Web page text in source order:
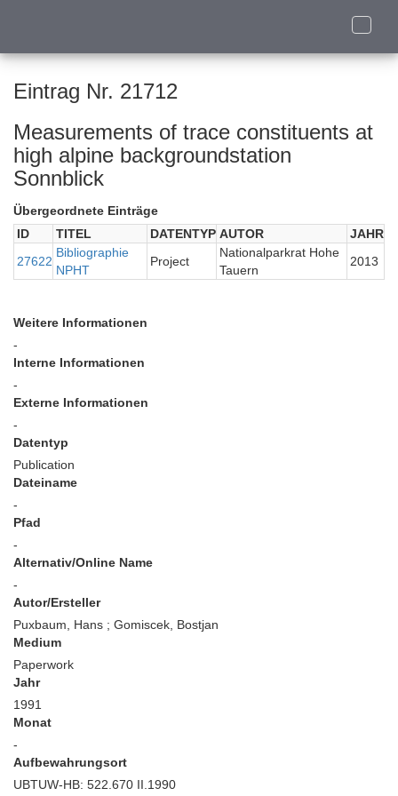
Toggle
Eintrag Nr. 21712
Measurements of trace constituents at
high alpine backgroundstation
Sonnblick
Übergeordnete Einträge
ID
TITEL DATENTYP AUTOR
JAHR
27622
Bibliographie
NPHT
Project
Nationalparkrat Hohe
Tauern
2013
Weitere Informationen
-
Interne Informationen
-
Externe Informationen
-
Datentyp
Publication
Dateiname
-
Pfad
-
Alternativ/Online Name
-
Autor/Ersteller
Puxbaum, Hans ; Gomiscek, Bostjan
Medium
Paperwork
Jahr
1991
Monat
-
Aufbewahrungsort
UBTUW-HB: 522.670 II.1990